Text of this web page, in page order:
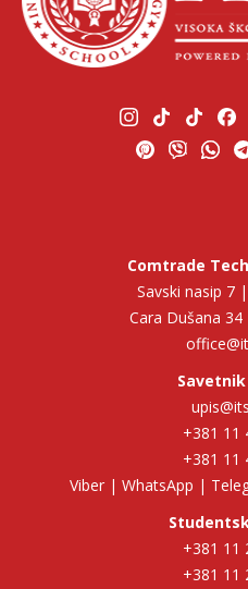
Comtrade
Savski nasip 7
Cara Dušana
+381 11
+381 11
Viber | WhatsApp |
+381 11
+381 11